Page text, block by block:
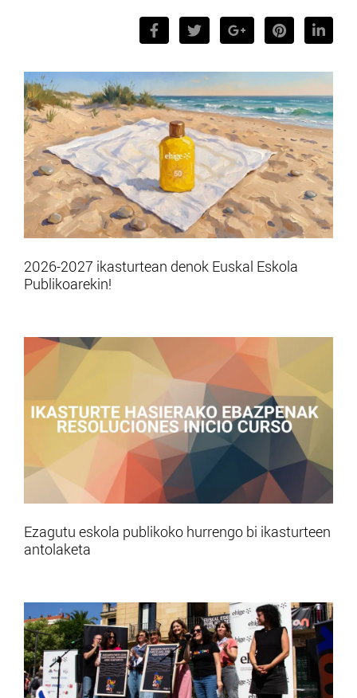
2026-2027 ikasturtean denok Euskal Eskola
Publikoarekin!
Ezagutu eskola publikoko hurrengo bi ikasturteen
antolaketa